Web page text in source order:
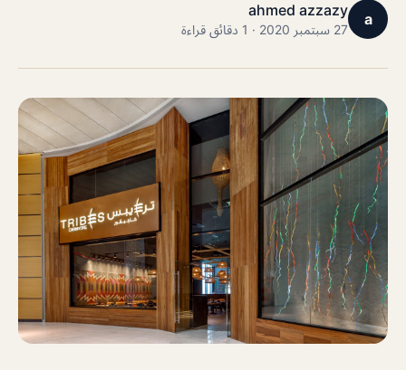
a
ahmed azzazy
27 سبتمبر 2020 · 1 دقائق قراءة